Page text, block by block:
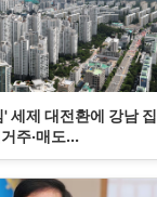
세제 대전환에 강남 집
주·매도...